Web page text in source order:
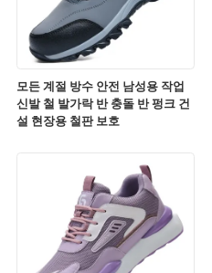
모든 계절 방수 안전 남성용 작업
신발 철 발가락 반 충돌 반 펑크 건
설 현장용 철판 보호